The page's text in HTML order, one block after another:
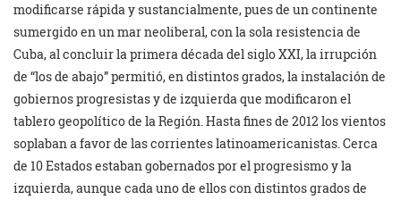
modificarse rápida y sustancialmente, pues de un continente
sumergido en un mar neoliberal, con la sola resistencia de
Cuba, al concluir la primera década del siglo XXI, la irrupción
de “los de abajo” permitió, en distintos grados, la instalación de
gobiernos progresistas y de izquierda que modificaron el
tablero geopolítico de la Región. Hasta fines de 2012 los vientos
soplaban a favor de las corrientes latinoamericanistas. Cerca
de 10 Estados estaban gobernados por el progresismo y la
izquierda, aunque cada uno de ellos con distintos grados de